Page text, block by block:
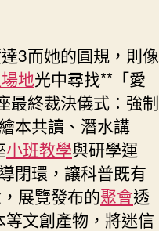
3而她的圓規，則像
地光中尋找**「愛
最終裁決儀式：強制
本共讀、潛水講
小班教學與研學運
閉環，讓科普既有
展覽發布的聚會透
文創產物，將迷信